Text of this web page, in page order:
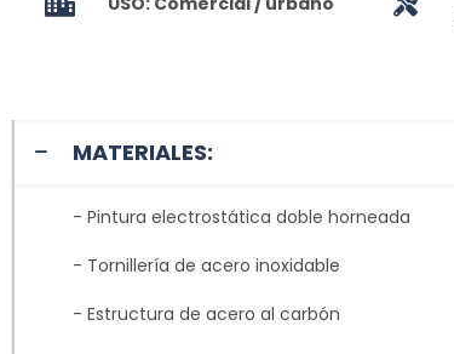
MATERIALES:
- Pintura electrostática doble horneada
- Tornillería de acero inoxidable
- Estructura de acero al carbón